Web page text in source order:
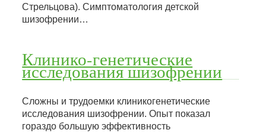
Стрельцова). Симптоматология детской
шизофрении…
Клинико-генетические
исследования шизофрении
Сложны и трудоемки клиникогенетические
исследования шизофрении. Опыт показал
гораздо большую эффективность